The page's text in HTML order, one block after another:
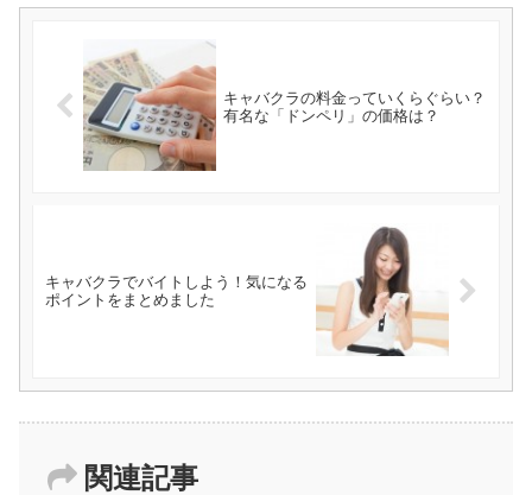
キャバクラの料金っていくらぐらい？
有名な「ドンペリ」の価格は？
キャバクラでバイトしよう！気になる
ポイントをまとめました
関連記事